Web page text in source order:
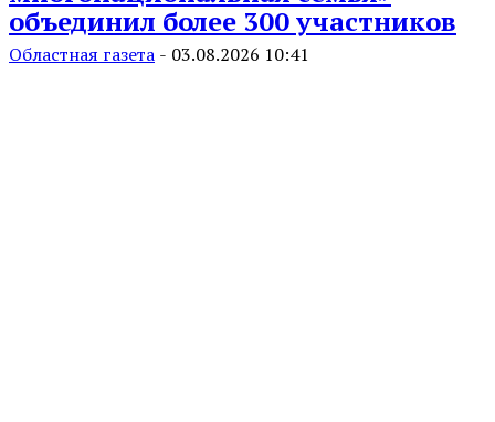
объединил более 300 участников
Областная газета - 03.08.2026 10:41